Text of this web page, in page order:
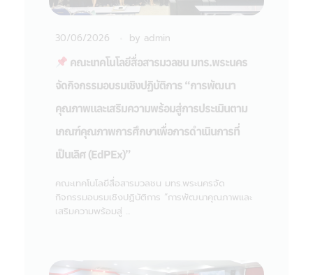
30/06/2026 by admin
คณะเทคโนโลยีสื่อสารมวลชน มทร.พระนคร
จัดกิจกรรมอบรมเชิงปฏิบัติการ “การพัฒนา
คุณภาพและเสริมความพร้อมสู่การประเมินตาม
เกณฑ์คุณภาพการศึกษาเพื่อการดำเนินการที่
เป็นเลิศ (EdPEx)”
คณะเทคโนโลยีสื่อสารมวลชน มทร.พระนครจัด
กิจกรรมอบรมเชิงปฏิบัติการ “การพัฒนาคุณภาพและ
เสริมความพร้อมสู่ ...